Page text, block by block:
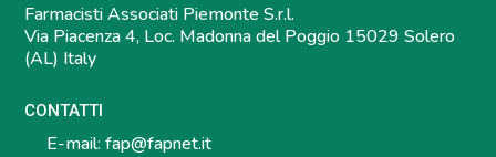
Farmacisti Associati Piemonte S.r.l.
Via Piacenza 4, Loc. Madonna del Poggio 15029 Solero
(AL) Italy
CONTATTI
E-mail: fap@fapnet.it